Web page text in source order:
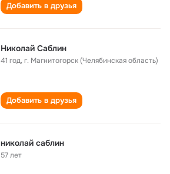
Добавить в друзья
Николай Саблин
41 год,г. Магнитогорск (Челябинская область)
Добавить в друзья
николай саблин
57 лет